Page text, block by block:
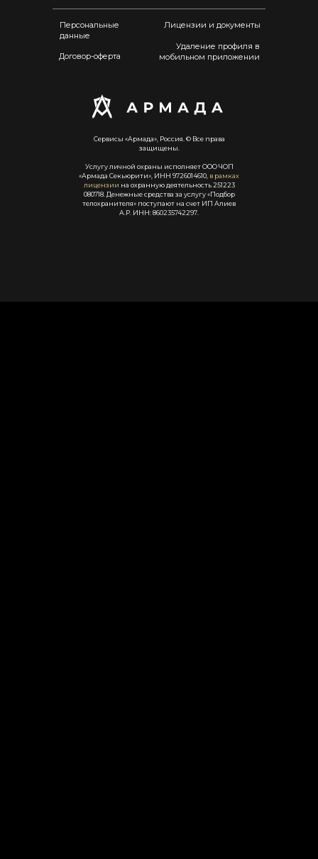
Сервисы «Армада», Россия. © Все права
защищены.
Услугу личной охраны исполняет ООО ЧОП
«Армада Секьюрити», ИНН 9726014610, в рамках
лицензии на охранную деятельность 251223
080718. Денежные средства за услугу «Подбор
телохранителя» поступают на счет ИП Алиев
А.Р. ИНН: 860235742297.
Персональные
данные
Договор-оферта
Лицензии и документы
Удаление профиля в
мобильном приложении